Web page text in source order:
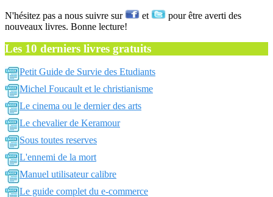
N'hésitez pas a nous suivre sur et
pour être averti des
nouveaux livres. Bonne lecture!
Les 10 derniers livres gratuits
Petit Guide de Survie des Etudiants
Michel Foucault et le christianisme
Le cinema ou le dernier des arts
Le chevalier de Keramour
Sous toutes reserves
L'ennemi de la mort
Manuel utilisateur calibre
Le guide complet du e-commerce